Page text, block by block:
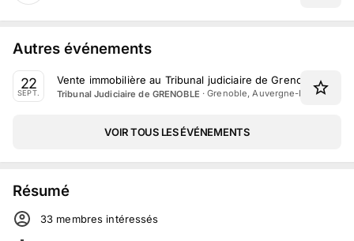
Autres événements
22
SEPT.
Vente immobilière au Tribunal judiciaire de Grenoble le 22
Tribunal Judiciaire de GRENOBLE ·Grenoble, Auvergne-Rhône-
VOIR TOUS LES ÉVÉNEMENTS
Résumé
33 membres intéressés